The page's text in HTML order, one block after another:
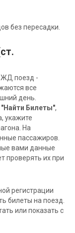
без пересадки.
ЖД поезд -
все
день.
"Найти Билеты",
укажите
На
пассажиров.
вами данные
проверять их при
регистрации
билеты на поезд.
или показать с